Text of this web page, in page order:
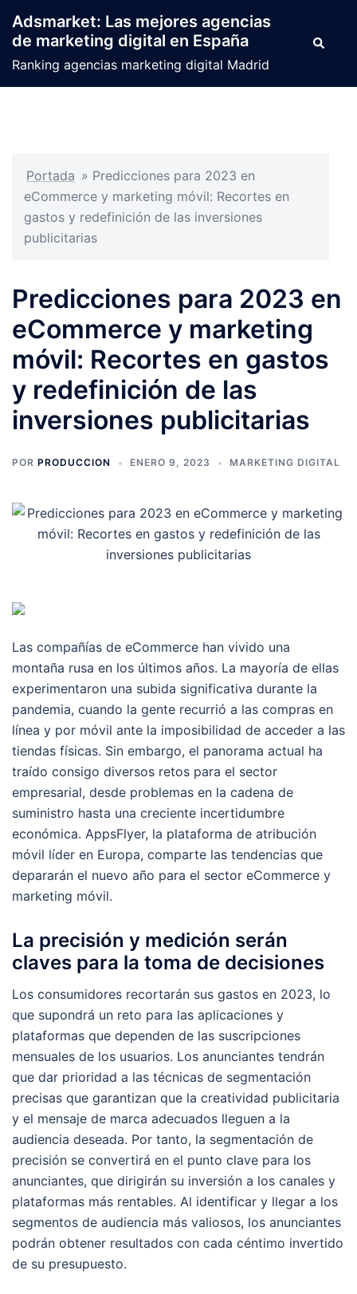
contenido
Adsmarket: Las mejores agencias
de marketing digital en España
Ranking agencias marketing digital Madrid
Buscar
Portada » Predicciones para 2023 en
eCommerce y marketing móvil: Recortes en
gastos y redefinición de las inversiones
publicitarias
Predicciones para 2023 en
eCommerce y marketing
móvil: Recortes en gastos
y redefinición de las
inversiones publicitarias
POR PRODUCCION ENERO 9, 2023 MARKETING DIGITAL
Las compañías de eCommerce han vivido una
montaña rusa en los últimos años. La mayoría de ellas
experimentaron una subida significativa durante la
pandemia, cuando la gente recurrió a las compras en
línea y por móvil ante la imposibilidad de acceder a las
tiendas físicas. Sin embargo, el panorama actual ha
traído consigo diversos retos para el sector
empresarial, desde problemas en la cadena de
suministro hasta una creciente incertidumbre
económica. AppsFlyer, la plataforma de atribución
móvil líder en Europa, comparte las tendencias que
depararán el nuevo año para el sector eCommerce y
marketing móvil.
La precisión y medición serán
claves para la toma de decisiones
Los consumidores recortarán sus gastos en 2023, lo
que supondrá un reto para las aplicaciones y
plataformas que dependen de las suscripciones
mensuales de los usuarios. Los anunciantes tendrán
que dar prioridad a las técnicas de segmentación
precisas que garantizan que la creatividad publicitaria
y el mensaje de marca adecuados lleguen a la
audiencia deseada. Por tanto, la segmentación de
precisión se convertirá en el punto clave para los
anunciantes, que dirigirán su inversión a los canales y
plataformas más rentables. Al identificar y llegar a los
segmentos de audiencia más valiosos, los anunciantes
podrán obtener resultados con cada céntimo invertido
de su presupuesto.